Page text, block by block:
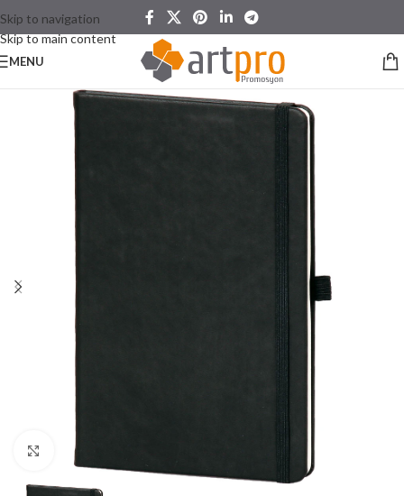
Skip to navigation
Skip to main content
MENU
Click to enlarge